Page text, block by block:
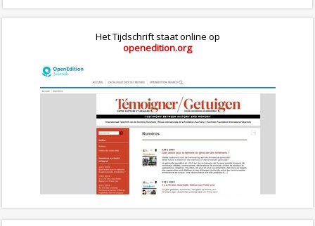
Het Tijdschrift staat online op
openedition.org